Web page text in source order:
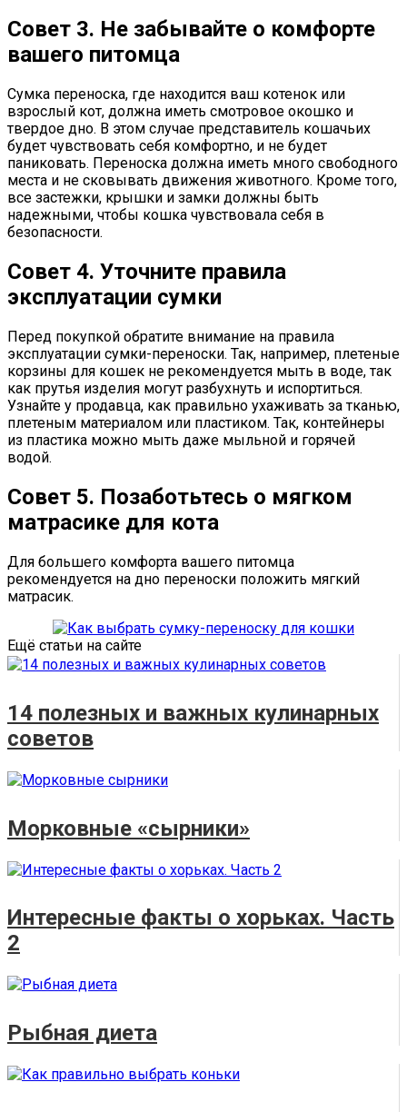
Совет 3. Не забывайте о комфорте
вашего питомца
Сумка переноска, где находится ваш котенок или
взрослый кот, должна иметь смотровое окошко и
твердое дно. В этом случае представитель кошачьих
будет чувствовать себя комфортно, и не будет
паниковать. Переноска должна иметь много свободного
места и не сковывать движения животного. Кроме того,
все застежки, крышки и замки должны быть
надежными, чтобы кошка чувствовала себя в
безопасности.
Совет 4. Уточните правила
эксплуатации сумки
Перед покупкой обратите внимание на правила
эксплуатации сумки-переноски. Так, например, плетеные
корзины для кошек не рекомендуется мыть в воде, так
как прутья изделия могут разбухнуть и испортиться.
Узнайте у продавца, как правильно ухаживать за тканью,
плетеным материалом или пластиком. Так, контейнеры
из пластика можно мыть даже мыльной и горячей
водой.
Совет 5. Позаботьтесь о мягком
матрасике для кота
Для большего комфорта вашего питомца
рекомендуется на дно переноски положить мягкий
матрасик.
Ещё статьи на сайте
14 полезных и важных кулинарных
советов
Морковные «сырники»
Интересные факты о хорьках. Часть
2
Рыбная диета